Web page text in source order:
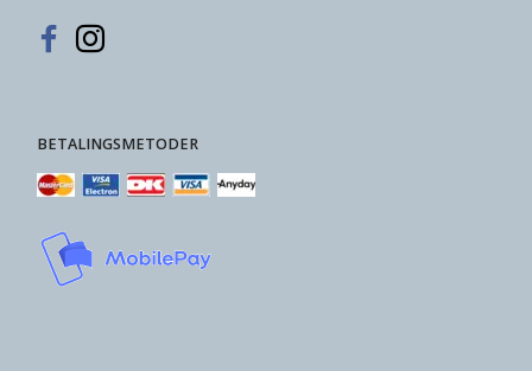
BETALINGSMETODER